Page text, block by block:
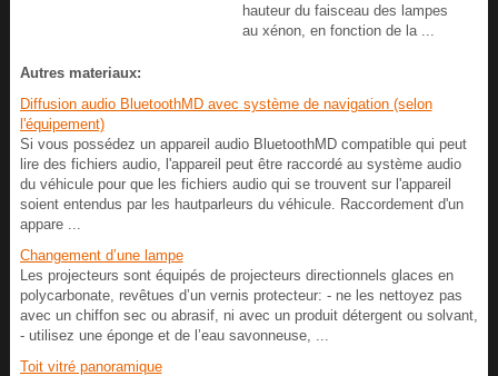
hauteur du faisceau des lampes
au xénon, en fonction de la ...
Autres materiaux:
Diffusion audio BluetoothMD avec système de navigation (selon
l'équipement)
Si vous possédez un appareil audio BluetoothMD compatible qui peut
lire des fichiers audio, l'appareil peut être raccordé au système audio
du véhicule pour que les fichiers audio qui se trouvent sur l'appareil
soient entendus par les hautparleurs du véhicule. Raccordement d'un
appare ...
Changement d’une lampe
Les projecteurs sont équipés de projecteurs directionnels glaces en
polycarbonate, revêtues d’un vernis protecteur: - ne les nettoyez pas
avec un chiffon sec ou abrasif, ni avec un produit détergent ou solvant,
- utilisez une éponge et de l’eau savonneuse, ...
Toit vitré panoramique